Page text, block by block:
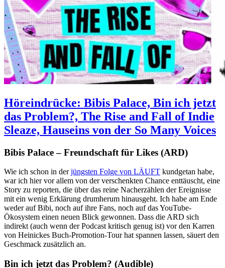
Höreindrücke: Bibis Palace, Bin ich jetzt
das Problem?, The Rise and Fall of Indie
Sleaze, Hauseins von der So Many Voices
Bibis Palace – Freundschaft für Likes (ARD)
Wie ich schon in derjüngsten Folge von LÄUFT kundgetan habe,
war ich hier vor allem von der verschenkten Chance enttäuscht, eine
Story zu reporten, die über das reine Nacherzählen der Ereignisse
mit ein wenig Erklärung drumherum hinausgeht. Ich habe am Ende
weder auf Bibi, noch auf ihre Fans, noch auf das YouTube-
Ökosystem einen neuen Blick gewonnen. Dass die ARD sich
indirekt (auch wenn der Podcast kritisch genug ist) vor den Karren
von Heinickes Buch-Promotion-Tour hat spannen lassen, säuert den
Geschmack zusätzlich an.
Bin ich jetzt das Problem? (Audible)